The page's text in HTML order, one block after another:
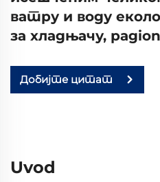
ватру и воду
за хладњачу,
Добијте цитат
Uvod